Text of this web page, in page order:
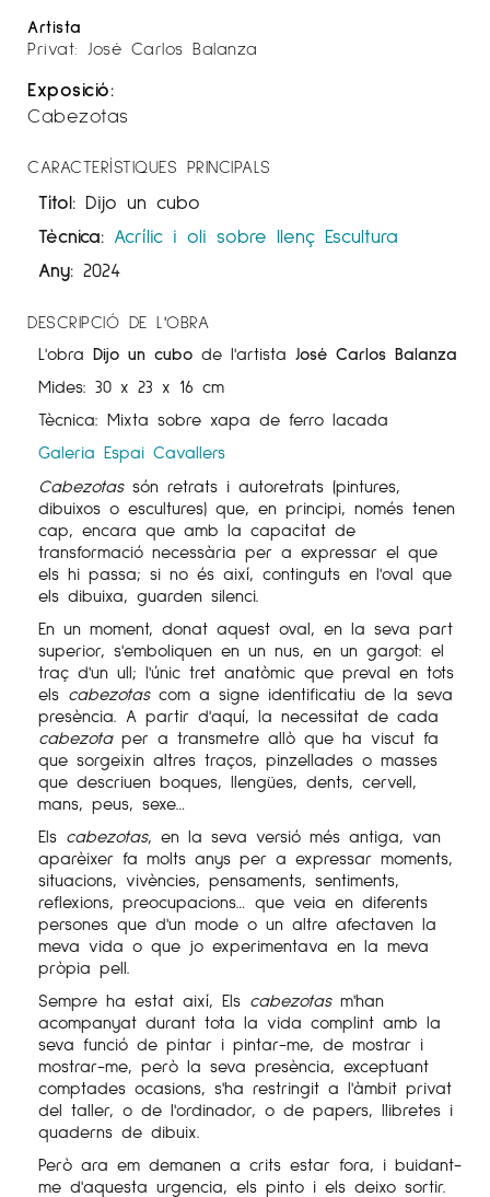
Artista
Privat: José Carlos Balanza
Exposició:
Cabezotas
CARACTERÍSTIQUES PRINCIPALS
Títol: Dijo un cubo
Tècnica: Acrílic i oli sobre llenç Escultura
Any: 2024
DESCRIPCIÓ DE L'OBRA
L'obra Dijo un cubo de l'artista José Carlos Balanza
Mides: 30 x 23 x 16 cm
Tècnica: Mixta sobre xapa de ferro lacada
Galeria Espai Cavallers
Cabezotassón retrats i autoretrats (pintures,
dibuixos o escultures) que, en principi, només tenen
cap, encara que amb la capacitat de
transformació necessària per a expressar el que
els hi passa; si no és així, continguts en l'oval que
els dibuixa, guarden silenci.
En un moment, donat aquest oval, en la seva part
superior, s'emboliquen en un nus, en un gargot: el
traç d'un ull; l'únic tret anatòmic que preval en tots
els cabezotascom a signe identificatiu de la seva
presència. A partir d'aquí, la necessitat de cada
cabezota per a transmetre allò que ha viscut fa
que sorgeixin altres traços, pinzellades o masses
que descriuen boques, llengües, dents, cervell,
mans, peus, sexe…
Els cabezotas, en la seva versió més antiga, van
aparèixer fa molts anys per a expressar moments,
situacions, vivències, pensaments, sentiments,
reflexions, preocupacions… que veia en diferents
persones que d'un mode o un altre afectaven la
meva vida o que jo experimentava en la meva
pròpia pell.
Sempre ha estat així, Els cabezotasm'han
acompanyat durant tota la vida complint amb la
seva funció de pintar i pintar-me, de mostrar i
mostrar-me, però la seva presència, exceptuant
comptades ocasions, s'ha restringit a l'àmbit privat
del taller, o de l'ordinador, o de papers, llibretes i
quaderns de dibuix.
Però ara em demanen a crits estar fora, i buidant-
me d'aquesta urgencia, els pinto i els deixo sortir.